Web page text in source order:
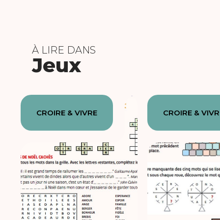
À LIRE DANS
Jeux
CROIRE & VIVRE CROIRE &